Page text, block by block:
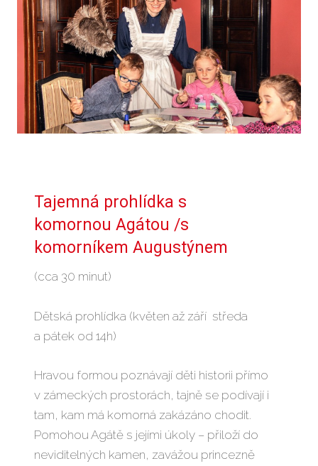
Tajemná prohlídka s
komornou Agátou /s
komorníkem Augustýnem
(cca 30 minut)
Dětská prohlídka (květen až září středa
a pátek od 14h)
Hravou formou poznávají děti historii přímo
v zámeckých prostorách, tajně se podívají i
tam, kam má komorná zakázáno chodit.
Pomohou Agátě s jejími úkoly – přiloží do
neviditelných kamen, zavážou princezně